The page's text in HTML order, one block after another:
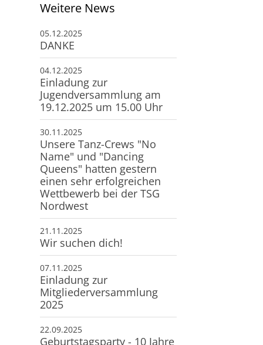
Weitere News
05.12.2025
DANKE
04.12.2025
Einladung zur
Jugendversammlung am
19.12.2025 um 15.00 Uhr
30.11.2025
Unsere Tanz-Crews "No
Name" und "Dancing
Queens" hatten gestern
einen sehr erfolgreichen
Wettbewerb bei der TSG
Nordwest
21.11.2025
Wir suchen dich!
07.11.2025
Einladung zur
Mitgliederversammlung
2025
22.09.2025
Geburtstagsparty - 10 Jahre